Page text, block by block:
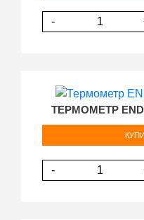
-
ТЕРМОМЕТР END
-